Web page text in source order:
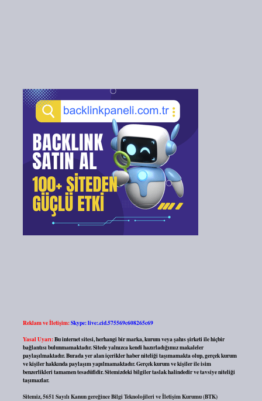
Reklam ve İletişim:Skype: live:.cid.575569c608265c69
Yasal Uyarı:Bu internet sitesi, herhangi bir marka, kurum veya şahıs şirketi ile hiçbir
bağlantısı bulunmamaktadır. Sitede yalnızca kendi hazırladığımız makaleler
paylaşılmaktadır. Burada yer alan içerikler haber niteliği taşımamakta olup, gerçek kurum
ve kişiler hakkında paylaşım yapılmamaktadır. Gerçek kurum ve kişiler ile isim
benzerlikleri tamamen tesadüfidir. Sitemizdeki bilgiler taslak halindedir ve tavsiye niteliği
taşımazlar.
Sitemiz, 5651 Sayılı Kanun gereğince Bilgi Teknolojileri ve İletişim Kurumu (BTK)